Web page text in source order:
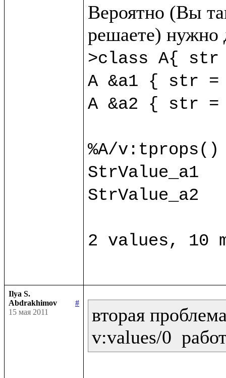
Вероятно (Вы
>class A{
A &a1 { str
A &a2 { str
%A/v:tprops()
StrValue_a1
StrValue_a2
Ilya S.
Abdrakhimov
#
15 мая 2011
вторая
v:values/0